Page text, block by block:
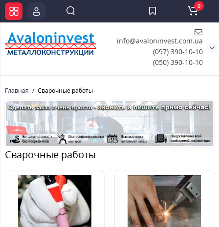
info@avaloninvest.com.ua
(097) 390-10-10
(050) 390-10-10
0
Главная Сварочные работы
Сварочные работы